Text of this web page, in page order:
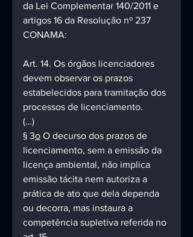
da Lei Complementar 140/2011 e
artigos 16 da Resolução nº 237
CONAMA:
Art. 14. Os órgãos licenciadores
devem observar os prazos
estabelecidos para tramitação dos
processos de licenciamento.
(…)
§ 3o O decurso dos prazos de
licenciamento, sem a emissão da
licença ambiental, não implica
emissão tácita nem autoriza a
prática de ato que dela dependa
ou decorra, mas instaura a
competência supletiva referida no